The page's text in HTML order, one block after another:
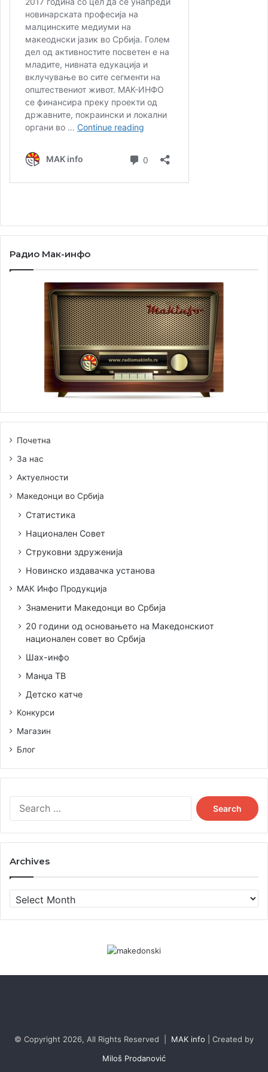
Љубиша Георгиевски , со избрани дела од
неговиот опус, во соработка со македонската
кинотека.
Оваа манифестација, која го слави македонскиот
културен идентитет и го зајакнува пријателството меѓу
двете држави, се реализира и со поддршка на
компаниите„Алкалоид“и„Фудекс“
Радио Мак-инфо
Почетна
За нас
Актуелности
Македонци во Србија
Статистика
Национален Совет
Струковни здруженија
Новинско издавачка установа
МАК Инфо Продукција
Знаменити Македонци во Србија
20 години од основањето на Македонскиот
национален совет во Србија
Шах-инфо
Манџа ТВ
Детско катче
Конкурси
Магазин
Блог
Search
for:
Archives
Archives
© Copyright 2026, All Rights Reserved | MAK info | Created by
Miloš Prodanović